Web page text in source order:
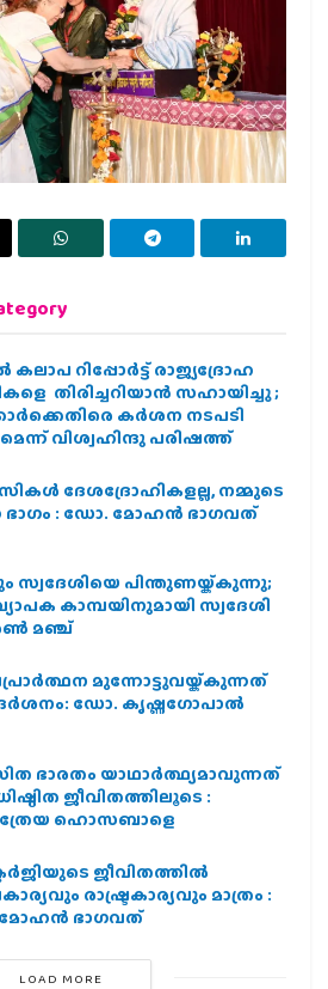
റിപ്പോർട്ട് രാജ്യദ്രോഹ
തിരിച്ചറിയാൻ സഹായിച്ചു ;
കർശന നടപടി
വിശ്വഹിന്ദു പരിഷത്ത്
ദേശദ്രോഹികളല്ല, നമ്മുടെ
ഭാഗം : ഡോ. മോഹന്‍ ഭാഗവത്
സ്വദേശിയെ പിന്തുണയ്ക്കുന്നു;
കാമ്പയിനുമായി സ്വദേശി
മഞ്ച്
മുന്നോട്ടുവയ്ക്കുന്നത്
ഡോ. കൃഷ്ണഗോപാല്‍
ഭാരതം യാഥാർത്ഥ്യമാവുന്നത്
ജീവിതത്തിലൂടെ :
ഹൊസബാളെ
ജീവിതത്തിൽ
രാഷ്ട്രകാര്യവും മാത്രം :
ഭാഗവത്
LOAD MORE